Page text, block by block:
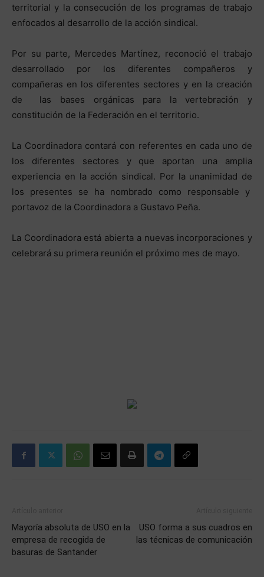
territorial y la consecución de los programas de trabajo
enfocados al desarrollo de la acción sindical.
Por su parte, Mercedes Martínez, reconoció el trabajo
desarrollado por los diferentes compañeros y
compañeras en los diferentes sectores y en la creación
de las bases orgánicas para la vertebración y
constitución de la Federación en el territorio.
La Coordinadora contará con referentes en cada uno de
los diferentes sectores y que aportan una amplia
experiencia en la acción sindical. Por la unanimidad de
los presentes se ha nombrado como responsable y
portavoz de la Coordinadora a Gustavo Peña.
La Coordinadora está abierta a nuevas incorporaciones y
celebrará su primera reunión el próximo mes de mayo.
Mayoría absoluta de USO en la
empresa de recogida de
basuras de Santander
USO forma a sus cuadros en
las técnicas de comunicación